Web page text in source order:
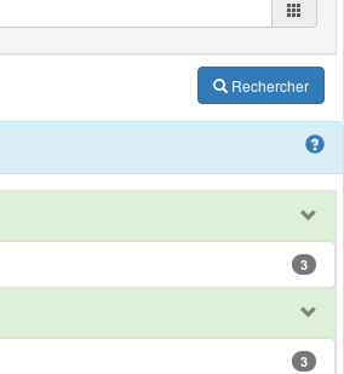
Rechercher
3
3